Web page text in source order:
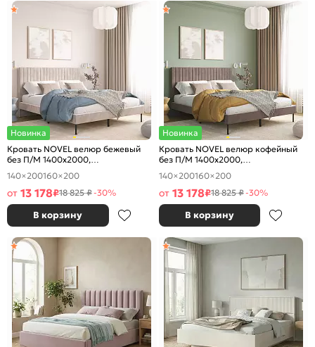
Новинка
Кровать NOVEL велюр бежевый
без П/М 1400x2000,
ортопедическое основание,
изголовье мягкое
140×200160×200
от 13 178₽18 825 ₽-30%
В корзину
Новинка
Кровать NOVEL велюр кофейный
без П/М 1400x2000,
ортопедическое основание,
изголовье мягкое
140×200160×200
от 13 178₽18 825 ₽-30%
В корзину